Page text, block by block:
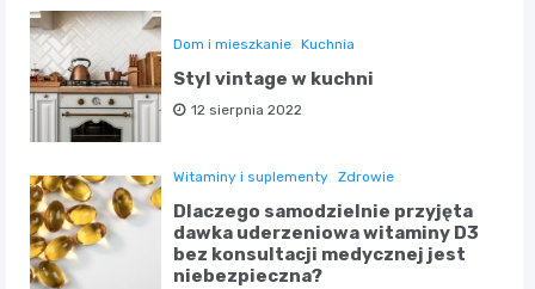
Dom i mieszkanie Kuchnia
Styl vintage w kuchni
12 sierpnia 2022
Witaminy i suplementy Zdrowie
Dlaczego samodzielnie przyjęta
dawka uderzeniowa witaminy D3
bez konsultacji medycznej jest
niebezpieczna?